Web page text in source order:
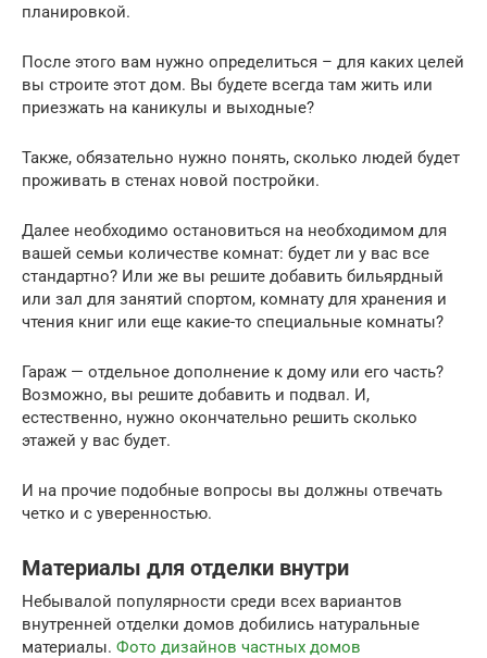
планировкой.
После этого вам нужно определиться – для каких целей
вы строите этот дом. Вы будете всегда там жить или
приезжать на каникулы и выходные?
Также, обязательно нужно понять, сколько людей будет
проживать в стенах новой постройки.
Далее необходимо остановиться на необходимом для
вашей семьи количестве комнат: будет ли у вас все
стандартно? Или же вы решите добавить бильярдный
или зал для занятий спортом, комнату для хранения и
чтения книг или еще какие-то специальные комнаты?
Гараж — отдельное дополнение к дому или его часть?
Возможно, вы решите добавить и подвал. И,
естественно, нужно окончательно решить сколько
этажей у вас будет.
И на прочие подобные вопросы вы должны отвечать
четко и с уверенностью.
Материалы для отделки внутри
Небывалой популярности среди всех вариантов
внутренней отделки домов добились натуральные
материалы. Фото дизайнов частных домов